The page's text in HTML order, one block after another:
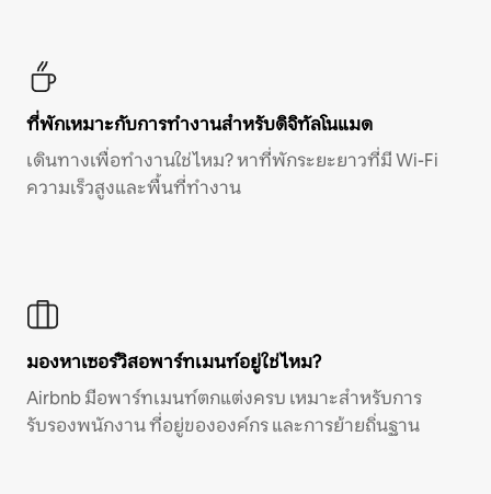
ที่พักเหมาะกับการทำงานสำหรับดิจิทัลโนแมด
เดินทางเพื่อทำงานใช่ไหม? หาที่พักระยะยาวที่มี Wi-Fi
ความเร็วสูงและพื้นที่ทำงาน
มองหาเซอร์วิสอพาร์ทเมนท์อยู่ใช่ไหม?
Airbnb มีอพาร์ทเมนท์ตกแต่งครบ เหมาะสำหรับการ
รับรองพนักงาน ที่อยู่ขององค์กร และการย้ายถิ่นฐาน